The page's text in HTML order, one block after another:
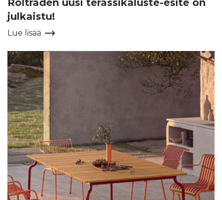
julkaistu!
Lue lisää